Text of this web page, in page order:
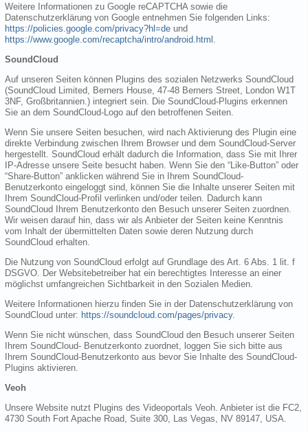
Weitere Informationen zu Google reCAPTCHA sowie die
Datenschutzerklärung von Google entnehmen Sie folgenden Links:
https://policies.google.com/privacy?hl=de und
https://www.google.com/recaptcha/intro/android.html
SoundCloud
Auf unseren Seiten können Plugins des sozialen Netzwerks SoundCloud
(SoundCloud Limited, Berners House, 47-48 Berners Street, London W1T
3NF, Großbritannien.) integriert sein. Die SoundCloud-Plugins erkennen
Sie an dem SoundCloud-Logo auf den betroffenen Seiten.
Wenn Sie unsere Seiten besuchen, wird nach Aktivierung des Plugin eine
direkte Verbindung zwischen Ihrem Browser und dem SoundCloud-Server
hergestellt. SoundCloud erhält dadurch die Information, dass Sie mit Ihrer
IP-Adresse unsere Seite besucht haben. Wenn Sie den “Like-Button” oder
“Share-Button” anklicken während Sie in Ihrem SoundCloud-
Benutzerkonto eingeloggt sind, können Sie die Inhalte unserer Seiten mit
Ihrem SoundCloud-Profil verlinken und/oder teilen. Dadurch kann
SoundCloud Ihrem Benutzerkonto den Besuch unserer Seiten zuordnen.
Wir weisen darauf hin, dass wir als Anbieter der Seiten keine Kenntnis
vom Inhalt der übermittelten Daten sowie deren Nutzung durch
SoundCloud erhalten.
Die Nutzung von SoundCloud erfolgt auf Grundlage des Art. 6 Abs. 1 lit. f
DSGVO. Der Websitebetreiber hat ein berechtigtes Interesse an einer
möglichst umfangreichen Sichtbarkeit in den Sozialen Medien.
Weitere Informationen hierzu finden Sie in der Datenschutzerklärung von
SoundCloud unter: https://soundcloud.com/pages/privacy.
Wenn Sie nicht wünschen, dass SoundCloud den Besuch unserer Seiten
Ihrem SoundCloud- Benutzerkonto zuordnet, loggen Sie sich bitte aus
Ihrem SoundCloud-Benutzerkonto aus bevor Sie Inhalte des SoundCloud-
Plugins aktivieren.
Veoh
Unsere Website nutzt Plugins des Videoportals Veoh. Anbieter ist die FC2,
4730 South Fort Apache Road, Suite 300, Las Vegas, NV 89147, USA.